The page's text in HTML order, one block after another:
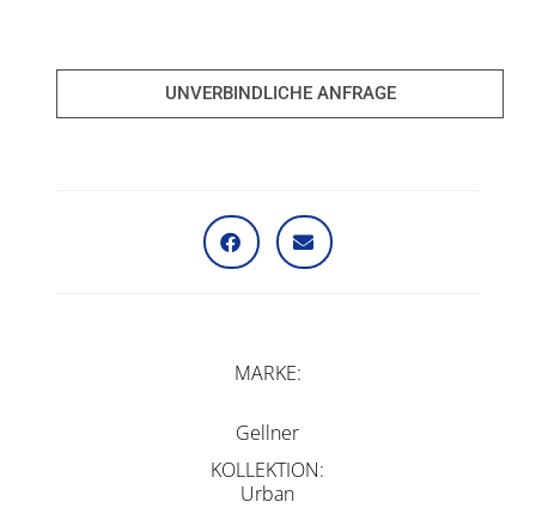
UNVERBINDLICHE ANFRAGE
MARKE
Gellner
KOLLEKTION
Urban